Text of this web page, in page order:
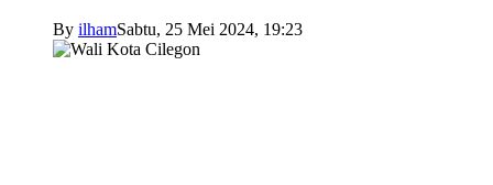
By ilhamSabtu, 25 Mei 2024, 19:23